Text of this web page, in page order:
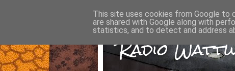
Radio
This site uses cookies from Google to
are shared with Google along with
statistics, and to detect and address